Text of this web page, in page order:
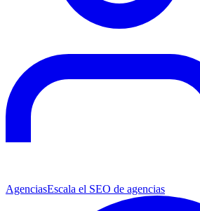
AgenciasEscala el SEO de agencias